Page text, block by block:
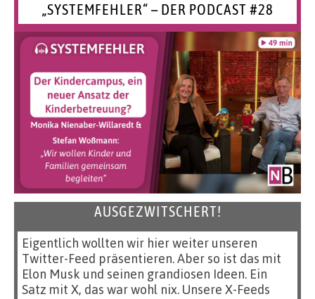
„SYSTEMFEHLER“ – DER PODCAST #28
AUSGEZWITSCHERT!
Eigentlich wollten wir hier weiter unseren
Twitter-Feed präsentieren. Aber so ist das mit
Elon Musk und seinen grandiosen Ideen. Ein
Satz mit X, das war wohl nix. Unsere X-Feeds